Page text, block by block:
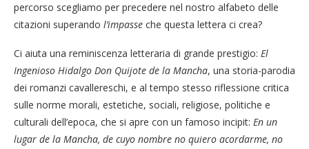
percorso scegliamo per precedere nel nostro alfabeto delle
citazioni superando l’impasse che questa lettera ci crea?
Ci aiuta una reminiscenza letteraria di grande prestigio: El
Ingenioso Hidalgo Don Quijote de la Mancha, una storia-parodia
dei romanzi cavallereschi, e al tempo stesso riflessione critica
sulle norme morali, estetiche, sociali, religiose, politiche e
culturali dell’epoca, che si apre con un famoso incipit: En un
lugar de la Mancha, de cuyo nombre no quiero acordarme, no